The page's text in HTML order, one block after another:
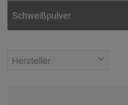
Schweißpulver
Hersteller